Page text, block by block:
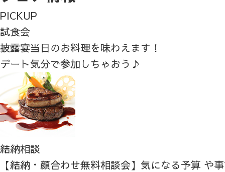
PICKUP
試食会
披露宴当日のお料理を味わえます！
デート気分で参加しちゃおう♪
結納相談
【結納・顔合わせ無料相談会】気になる予算 や